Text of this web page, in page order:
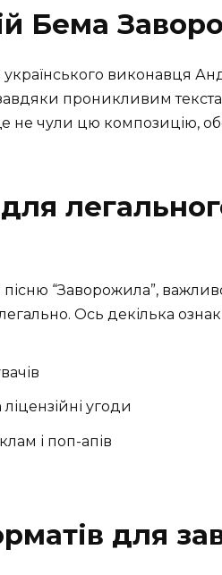
Бема
українського виконавця
проникливим
не чули цю композицію,
“Заворожила”,
Ось декілька ознак
угоди
і поп-апів
для